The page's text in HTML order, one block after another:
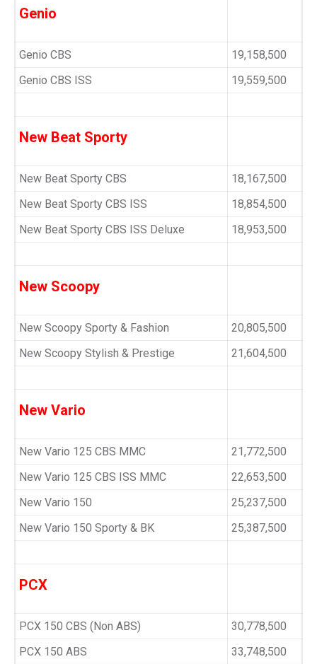
Genio
Genio CBS
19,158,500
Genio CBS ISS
19,559,500
New Beat Sporty
New Beat Sporty CBS
18,167,500
New Beat Sporty CBS ISS
18,854,500
New Beat Sporty CBS ISS Deluxe
18,953,500
New Scoopy
New Scoopy Sporty & Fashion
20,805,500
New Scoopy Stylish & Prestige
21,604,500
New Vario
New Vario 125 CBS MMC
21,772,500
New Vario 125 CBS ISS MMC
22,653,500
New Vario 150
25,237,500
New Vario 150 Sporty & BK
25,387,500
PCX
PCX 150 CBS (Non ABS)
30,778,500
PCX 150 ABS
33,748,500